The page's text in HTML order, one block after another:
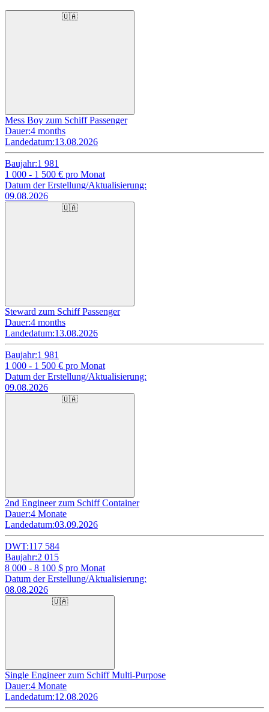
🇺🇦
Mess Boy zum Schiff Passenger
Dauer:4 months
Landedatum:13.08.2026
Baujahr:1 981
1 000 - 1 500 € pro Monat
Datum der Erstellung/Aktualisierung:
09.08.2026
🇺🇦
Steward zum Schiff Passenger
Dauer:4 months
Landedatum:13.08.2026
Baujahr:1 981
1 000 - 1 500 € pro Monat
Datum der Erstellung/Aktualisierung:
09.08.2026
🇺🇦
2nd Engineer zum Schiff Container
Dauer:4 Monate
Landedatum:03.09.2026
DWT:117 584
Baujahr:2 015
8 000 - 8 100 $ pro Monat
Datum der Erstellung/Aktualisierung:
08.08.2026
🇺🇦
Single Engineer zum Schiff Multi-Purpose
Dauer:4 Monate
Landedatum:12.08.2026